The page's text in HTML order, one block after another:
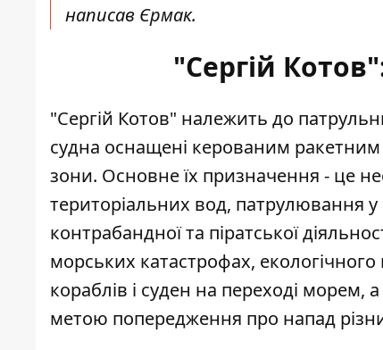
написав Єрмак.
"Сергій
"Сергій Котов" належить до
судна оснащені керованим
зони. Основне їх призначення - це
територіальних вод, патрулювання
контрабандної та піратської
морських катастрофах,
кораблів і суден на переході морем,
метою попередження про напад